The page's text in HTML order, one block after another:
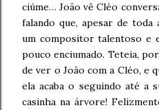
ciúme… João vê Cléo
falando que, apesar de
um compositor talentoso e
pouco enciumado. Teteia,
de ver o João com a Cléo, e
ela acaba o seguindo até a
casinha na árvore!